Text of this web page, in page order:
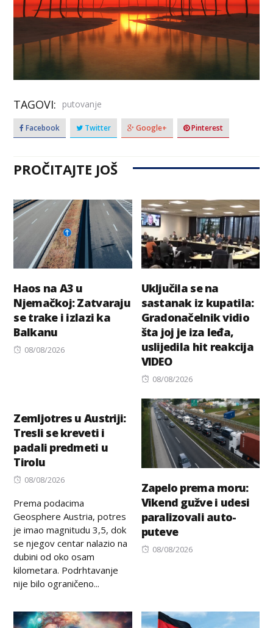
TAGOVI: putovanje
Facebook Twitter Google+ Pinterest
PROČITAJTE JOŠ
Haos na A3 u
Njemačkoj: Zatvaraju
se trake i izlazi ka
Balkanu
Posted
08/08/2026
Uključila se na
sastanak iz kupatila:
Gradonačelnik vidio
šta joj je iza leđa,
uslijedila hit reakcija
VIDEO
Posted
08/08/2026
Zemljotres u Austriji:
Tresli se kreveti i
padali predmeti u
Tirolu
Posted
08/08/2026
Prema podacima
Geosphere Austria, potres
je imao magnitudu 3,5, dok
se njegov centar nalazio na
dubini od oko osam
kilometara. Podrhtavanje
nije bilo ograničeno...
Zapelo prema moru:
Vikend gužve i udesi
paralizovali auto-
puteve
Posted
08/08/2026